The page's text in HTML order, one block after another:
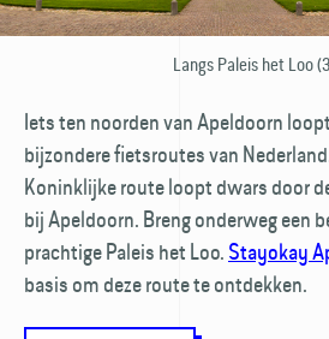
Langs Paleis het Loo
Iets ten noorden van Apeldoorn
bijzondere fietsroutes van
Koninklijke route loopt dwars door
bij Apeldoorn. Breng onderweg een
prachtige Paleis het Loo. Stayokay
basis om deze route te ontdekken.